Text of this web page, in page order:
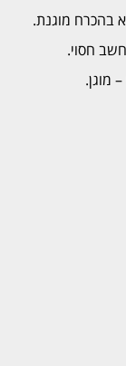
בהכרח מוגנת.
חסוי.
מוגן.